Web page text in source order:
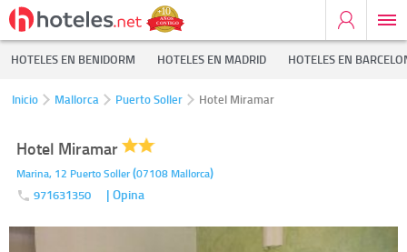
HOTELES EN BENIDORM HOTELES EN MADRID HOTELES EN
Inicio Mallorca Puerto Soller Hotel Miramar
Hotel Miramar
Marina, 12 Puerto Soller(07108 Mallorca)
971631350 | Opina